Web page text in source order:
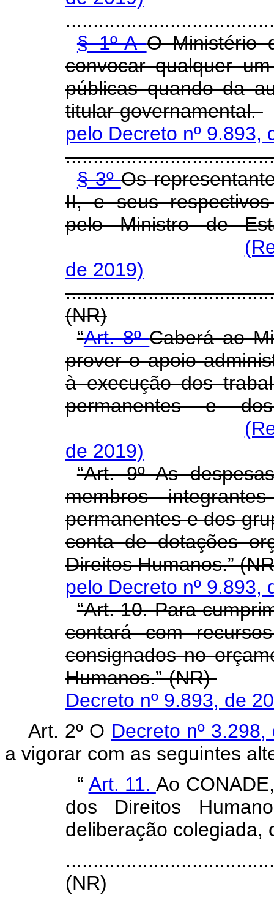
§ 1º-AO Ministério
convocar qualquer
públicas quando da
titular governamental.
pelo Decreto nº 9.893,
§ 3ºOs
II, e seus
pelo Ministro de
de 2019)
(NR)
“Art. 8ºCaberá ao
prover o apoio
à execução dos
permanentes e
de 2019)
“Art. 9º As
membros
permanentes e dos
conta de dotações
Direitos Humanos.”
pelo Decreto nº 9.893,
“Art. 10. Para
contará com
consignados no
Humanos.” (NR)
Decreto nº 9.893, de
Art. 2º O Decreto nº
a vigorar com as seguintes
“ Art. 11. Ao
dos Direitos
deliberação colegiada,
(NR)